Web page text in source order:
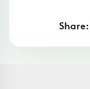
Share: